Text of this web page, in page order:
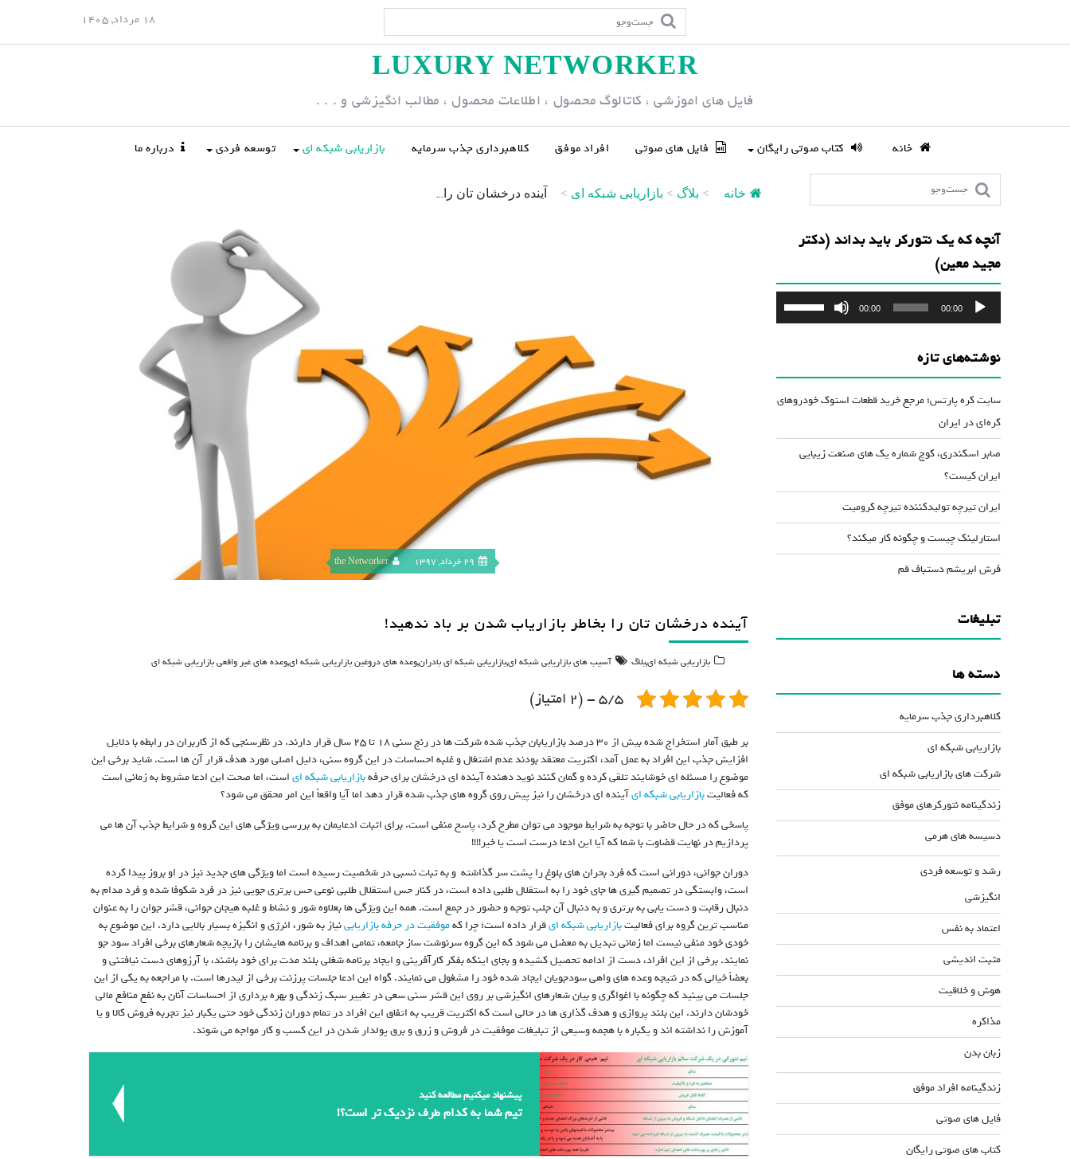
o
18 مرداد, 1405
LUXURY NETWORKER
فایل های اموزشی ، کاتالوگ محصول ، اطلاعات محصول ، مطالب انگیزشی و . . .
خانه کتاب صوتی رایگان فایل های صوتی افراد موفق کلاهبرداری جذب سرمایه بازاریابی شبکه ای توسعه فردی درباره ما
خانه > بلاگ > بازاریابی شبکه ای > آینده درخشان تان را...
29 خرداد, 1397 the Networker
آینده درخشان تان را بخاطر بازاریاب شدن بر باد ندهید!
بازاریابی شبکه ای,بلاگ آسیب های بازاریابی شبکه ای,بازاریابی شبکه ای بادران,وعده های دروغین بازاریابی شبکه ای,وعده های غیر واقعی بازاریابی شبکه ای
5/5 - (2 امتیاز)
بر طبق آمار استخراج شده بیش از ۳۰ درصد بازاریابان جذب شده شرکت ها در رنج سنی ۱۸ تا ۲۵ سال قرار دارند. در نظرسنجی که از کاربران در رابطه با دلایل
افزایش جذب این افراد به عمل آمد، اکثریت معتقد بودند عدم اشتغال و غلبه احساسات در این گروه سنی، دلیل اصلی مورد هدف قرار آن ها است. شاید برخی این
موضوع را مسئله ای خوشایند تلقی کرده و گمان کنند نوید دهنده آینده ای درخشان برای حرفهبازاریابی شبکه ایاست، اما صحت این ادعا مشروط به زمانی است
که فعالیتبازاریابی شبکه ایآینده ای درخشان را نیز پیش روی گروه های جذب شده قرار دهد اما آیا واقعاً این امر محقق می شود؟
پاسخی که در حال حاضر با توجه به شرایط موجود می توان مطرح کرد، پاسخ منفی است. برای اثبات ادعایمان به بررسی ویژگی های این گروه و شرایط جذب آن ها می
پردازیم در نهایت قضاوت با شما که آیا این ادعا درست است یا خیر!!!!
دوران جوانی، دورانی است که فرد بحران های بلوغ را پشت سر گذاشته و به ثبات نسبی در شخصیت رسیده است اما ویژگی های جدید نیز در او بروز پیدا کرده
است، وابستگی در تصمیم گیری ها جای خود را به استقلال طلبی داده است، در کنار حس استقلال طلبی نوعی حس برتری جویی نیز در فرد شکوفا شده و فرد مدام به
دنبال رقابت و دست یابی به برتری و به دنبال آن جلب توجه و حضور در جمع است. همه این ویژگی ها بعلاوه شور و نشاط و غلبه هیجان جوانی، قشر جوان را به عنوان
مناسب ترین گروه برای فعالیتبازاریابی شبکه ایقرار داده است؛ چرا کهموفقیت در حرفه بازاریابینیاز به شور، انرژی و انگیزه بسیار بالایی دارد. این موضوع به
خودی خود منفی نیست اما زمانی تبدیل به معضل می شود که این گروه سرنوشت ساز جامعه، تمامی اهداف و برنامه هایشان را بازیچه شعارهای برخی افراد سود جو
نمایند. برخی از این افراد، دست از ادامه تحصیل کشیده و بجای اینکه بفکر کارآفرینی و ایجاد برنامه شغلی بلند مدت برای خود باشند، با آرزوهای دست نیافتنی و
بعضاً خیالی که در نتیجه وعده های واهی سودجویان ایجاد شده خود را مشغول می نمایند. گواه این ادعا جلسات پرزنت برخی از لیدرها است. با مراجعه به یکی از این
جلسات می بینید که چگونه با اغواگری و بیان شعارهای انگیزشی بر روی این قشر سنی سعی در تغییر سبک زندگی و بهره برداری از احساسات آنان به نفع منافع مالی
خودشان دارند. این بلند پروازی و هدف گذاری ها در حالی است که اکثریت قریب به اتفاق این افراد در تمام دوران زندگی خود حتی یکبار نیز تجربه فروش کالا و یا
آموزش را نداشته اند و یکباره با هجمه وسیعی از تبلیغات موفقیت در فروش و زرق و برق پولدار شدن در این کسب و کار مواجه می شوند.
پیشنهاد میکنیم مطالعه کنید
تیم شما به کدام طرف نزدیک تر است؟!
آنچه که یک نتورکر باید بداند (دکتر
مجید معین)
پخش‌کننده
صوت
00:00
00:00
برای
افزایش
کلیدهای
استفاده
نوشته‌های تازه
سایت کره پارتس؛ مرجع خرید قطعات استوک خودروهای
کره‌ای در ایران
صابر اسکندری، کوچ شماره یک های صنعت زیبایی
ایران کیست؟
ایران تیرچه تولیدکننده تیرچه کرومیت
استارلینک چیست و چگونه کار میکند؟
فرش ابریشم دستباف قم
تبلیغات
دسته ها
کلاهبرداری جذب سرمایه
بازاریابی شبکه ای
شرکت های بازاریابی شبکه ای
زندگینامه نتورکرهای موفق
دسیسه های هرمی
رشد و توسعه فردی
انگیزشی
اعتماد به نفس
مثبت اندیشی
هوش و خلاقیت
مذاکره
زبان بدن
زندگینامه افراد موفق
فایل های صوتی
کتاب های صوتی رایگان